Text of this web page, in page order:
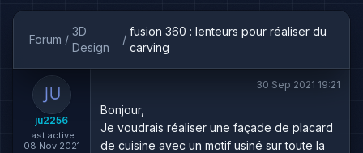
Forum /
3D
Design
/
fusion 360 : lenteurs pour réaliser du
carving
ju2256
Last active:
08 Nov 2021
30 Sep 2021 19:21
Bonjour,
Je voudrais réaliser une façade de placard
de cuisine avec un motif usiné sur toute la